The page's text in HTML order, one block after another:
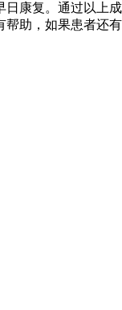
日康复。通过以上成
帮助，如果患者还有